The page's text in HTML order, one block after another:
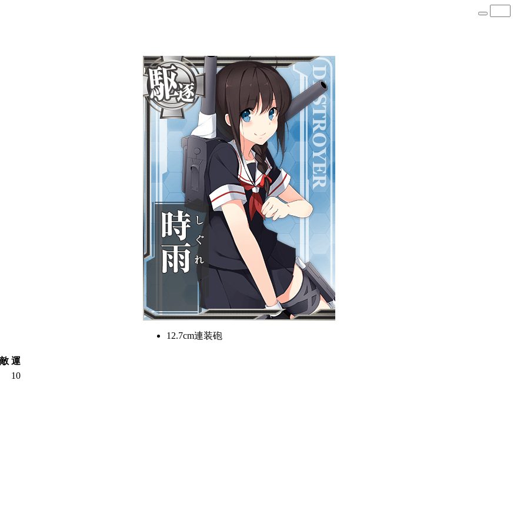
12.7cm連装砲
運
10